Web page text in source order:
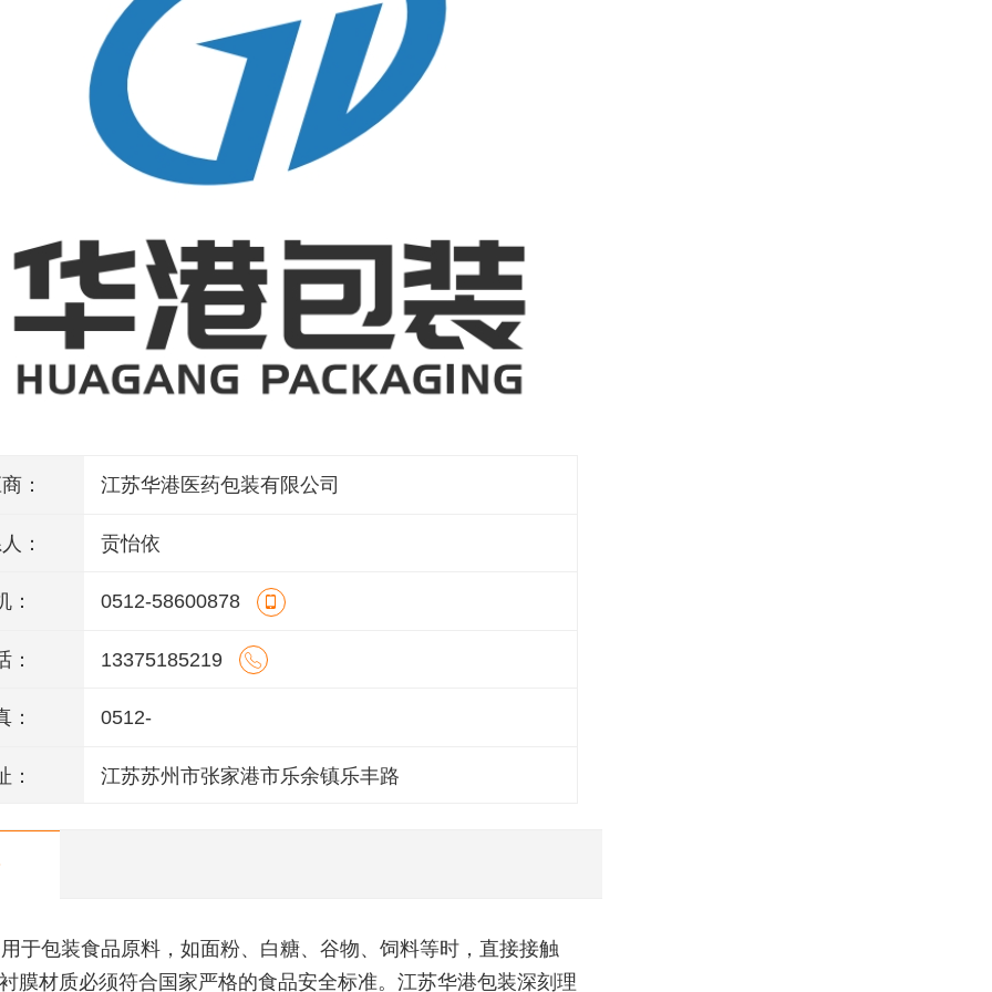
： 江苏华港医药包装有限公司
： 贡怡依
： 0512-58600878
： 13375185219
： 0512-
： 江苏苏州市张家港市乐余镇乐丰路
包装食品原料，如面粉、白糖、谷物、饲料等时，直接接触
膜材质必须符合国家严格的食品安全标准。江苏华港包装深刻理